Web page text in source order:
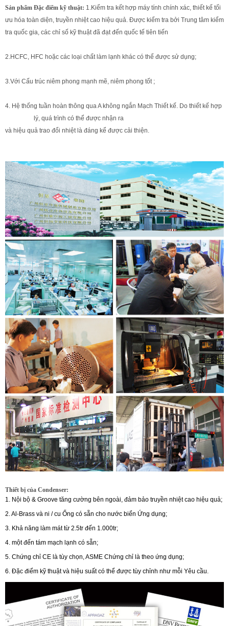
Sản phẩm Đặc điểm kỹ thuật: 1.Kiểm tra kết hợp máy tính chính xác, thiết kế tối
ưu hóa toàn diện, truyền nhiệt cao hiệu quả. Được kiểm tra bởi Trung tâm kiểm
tra quốc gia, các chỉ số kỹ thuật đã đạt đến quốc tế tiên tiến
2.HCFC, HFC hoặc các loại chất làm lạnh khác có thể được sử dụng;
3.Với Cấu trúc niêm phong mạnh mẽ, niêm phong tốt ;
4. Hệ thống tuần hoàn thông qua A không ngắn Mạch Thiết kế. Do thiết kế hợp
lý, quá trình có thể được nhận ra
và hiệu quả trao đổi nhiệt là đáng kể được cải thiện.
Thiết bị của Condenser:
1. Nội bộ & Groove tăng cường bên ngoài, đảm bảo truyền nhiệt cao hiệu quả;
2. Al-Brass và ni / cu Ống có sẵn cho nước biển Ứng dụng;
3. Khả năng làm mát từ 2.5tr đến 1.000tr;
4. một đến tám mạch lạnh có sẵn;
5. Chứng chỉ CE là tùy chọn, ASME Chứng chỉ là theo ứng dụng;
6. Đặc điểm kỹ thuật và hiệu suất có thể được tùy chỉnh như mỗi Yêu cầu.